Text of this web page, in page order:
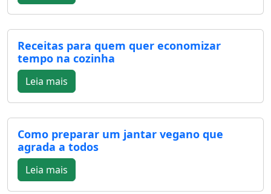
Receitas para quem quer economizar
tempo na cozinha
Leia mais
Como preparar um jantar vegano que
agrada a todos
Leia mais